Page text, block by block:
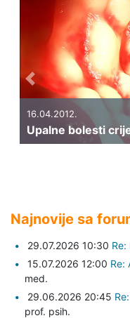
16.04.2012.
Upalne bolesti
Previous
Najnovije sa
29.07.2026 10:30
15.07.2026 12:00 Re:
med.
29.06.2026 20:45
prof. psih.